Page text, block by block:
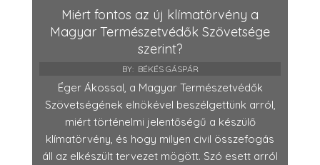
Miért fontos az új klímatörvény a
Magyar Természetvédők Szövetsége
szerint?
BY: BÉKÉS GÁSPÁR
Éger Ákossal, a Magyar Természetvédők
Szövetségének elnökével beszélgettünk arról,
miért történelmi jelentőségű a készülő
klímatörvény, és hogy milyen civil összefogás
áll az elkészült tervezet mögött. Szó esett arról